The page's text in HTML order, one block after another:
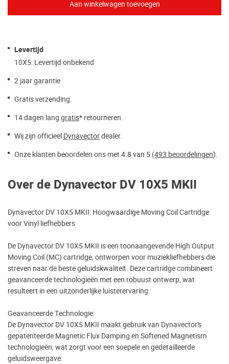
Levertijd
10X5: Levertijd onbekend
2 jaar garantie
Gratis verzending.
14 dagen lang gratis* retourneren.
Wij zijn officieel Dynavectordealer.
Onze klanten beoordelen ons met 4.8 van 5 (493 beoordelingen).
Over de Dynavector DV 10X5 MKII
Dynavector DV 10X5 MKII: Hoogwaardige Moving Coil Cartridge
voor Vinyl liefhebbers
De Dynavector DV 10X5 MKII is een toonaangevende High Output
Moving Coil (MC) cartridge, ontworpen voor muziekliefhebbers die
streven naar de beste geluidskwaliteit. Deze cartridge combineert
geavanceerde technologieën met een robuust ontwerp, wat
resulteert in een uitzonderlijke luisterervaring.
Geavanceerde Technologie:
De Dynavector DV 10X5 MKII maakt gebruik van Dynavector’s
gepatenteerde Magnetic Flux Damping en Softened Magnetism
technologieën, wat zorgt voor een soepele en gedetailleerde
geluidsweergave.